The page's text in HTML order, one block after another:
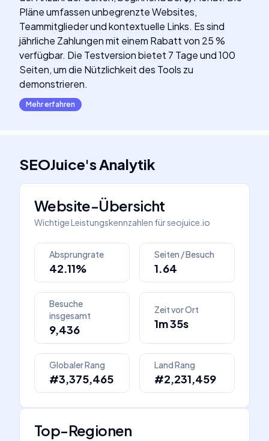
Pläne umfassen unbegrenzte Websites,
Teammitglieder und kontextuelle Links. Es sind
jährliche Zahlungen mit einem Rabatt von 25 %
verfügbar. Die Testversion bietet 7 Tage und 100
Seiten, um die Nützlichkeit des Tools zu
demonstrieren.
Mehr erfahren
SEOJuice'sAnalytik
Website-Übersicht
Wichtige Leistungskennzahlen fürseojuice.io
Absprungrate
42.11%
Seiten / Besuch
1.64
Besuche
insgesamt
9,436
Zeit vor Ort
1m 35s
Globaler Rang
#3,375,465
Land Rang
#2,231,459
Top-Regionen